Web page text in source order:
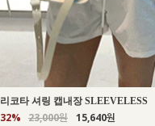
리코타 셔링 캡내장 SLEEVELESS
32% 23,000원 15,640원